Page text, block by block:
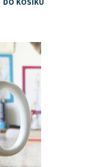
tátu, dědečka nebo